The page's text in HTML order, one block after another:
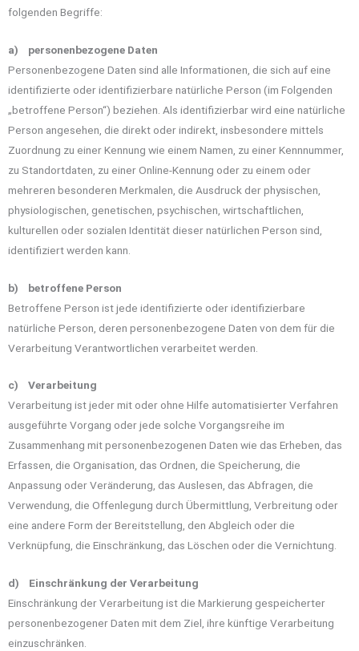
folgenden Begriffe:
a) personenbezogene Daten
Personenbezogene Daten sind alle Informationen, die sich auf eine
identifizierte oder identifizierbare natürliche Person (im Folgenden
„betroffene Person“) beziehen. Als identifizierbar wird eine natürliche
Person angesehen, die direkt oder indirekt, insbesondere mittels
Zuordnung zu einer Kennung wie einem Namen, zu einer Kennnummer,
zu Standortdaten, zu einer Online-Kennung oder zu einem oder
mehreren besonderen Merkmalen, die Ausdruck der physischen,
physiologischen, genetischen, psychischen, wirtschaftlichen,
kulturellen oder sozialen Identität dieser natürlichen Person sind,
identifiziert werden kann.
b) betroffene Person
Betroffene Person ist jede identifizierte oder identifizierbare
natürliche Person, deren personenbezogene Daten von dem für die
Verarbeitung Verantwortlichen verarbeitet werden.
c) Verarbeitung
Verarbeitung ist jeder mit oder ohne Hilfe automatisierter Verfahren
ausgeführte Vorgang oder jede solche Vorgangsreihe im
Zusammenhang mit personenbezogenen Daten wie das Erheben, das
Erfassen, die Organisation, das Ordnen, die Speicherung, die
Anpassung oder Veränderung, das Auslesen, das Abfragen, die
Verwendung, die Offenlegung durch Übermittlung, Verbreitung oder
eine andere Form der Bereitstellung, den Abgleich oder die
Verknüpfung, die Einschränkung, das Löschen oder die Vernichtung.
d) Einschränkung der Verarbeitung
Einschränkung der Verarbeitung ist die Markierung gespeicherter
personenbezogener Daten mit dem Ziel, ihre künftige Verarbeitung
einzuschränken.